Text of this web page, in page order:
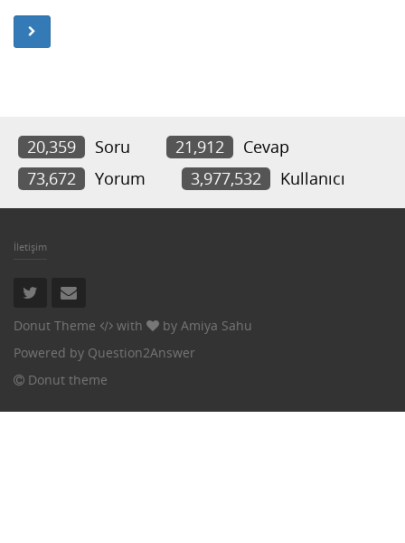
20,359 Soru 21,912
Cevap
73,672
Yorum 3,977,532 Kullanıcı
İletişim
Donut Theme with by Amiya Sahu
Powered by Question2Answer
Donut theme